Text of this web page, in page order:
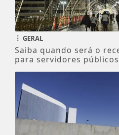
GERAL
Saiba quando será o
para servidores públicos